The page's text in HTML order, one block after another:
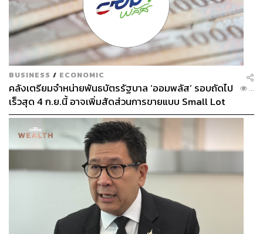
BUSINESS / ECONOMIC
คลังเตรียมจำหน่ายพันธบัตรรัฐบาล ‘ออมพลัส’ รอบถัดไป
เร็วสุด 4 ก.ย.นี้ อาจเพิ่มสัดส่วนการขายแบบ Small Lot
First มากขึ้น
...